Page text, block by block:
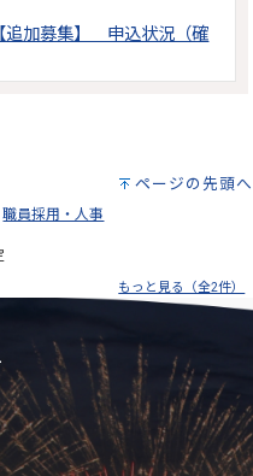
加募集】 申込状況（確
ページの先頭へ
職員採用・人事
もっと見る（全2件）